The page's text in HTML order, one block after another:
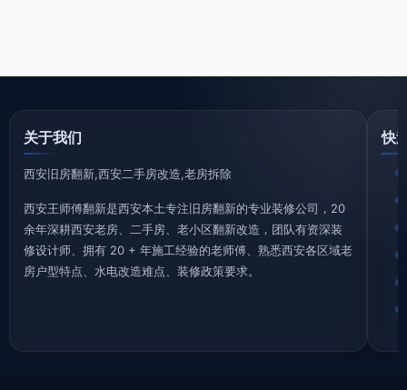
关于我们
西安旧房翻新,西安二手房改造,老房拆除
西安王师傅翻新是西安本土专注旧房翻新的专业装修公司，20
余年深耕西安老房、二手房、老小区翻新改造，团队有资深装
修设计师、拥有 20 + 年施工经验的老师傅、熟悉西安各区域老
房户型特点、水电改造难点、装修政策要求。
快